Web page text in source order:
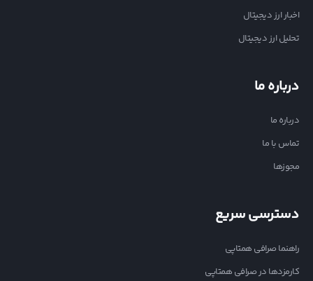
اخبار ارز دیجیتال
تحلیل ارز دیجیتال
درباره ما
درباره ما
تماس با ما
مجوزها
دسترسی سریع
راهنما صرافی همتاپی
کارمزدها در صرافی همتاپی